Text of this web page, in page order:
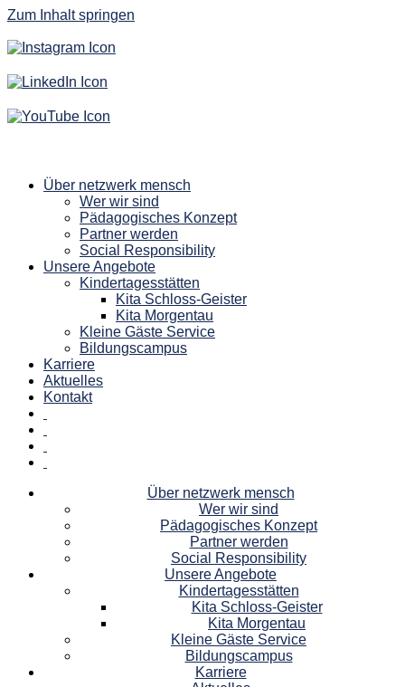
Zum Inhalt springen
Über netzwerk mensch
Wer wir sind
Pädagogisches Konzept
Partner werden
Social Responsibility
Unsere Angebote
Kindertagesstätten
Kita Schloss-Geister
Kita Morgentau
Kleine Gäste Service
Bildungscampus
Karriere
Aktuelles
Kontakt
Über netzwerk mensch
Wer wir sind
Pädagogisches Konzept
Partner werden
Social Responsibility
Unsere Angebote
Kindertagesstätten
Kita Schloss-Geister
Kita Morgentau
Kleine Gäste Service
Bildungscampus
Karriere